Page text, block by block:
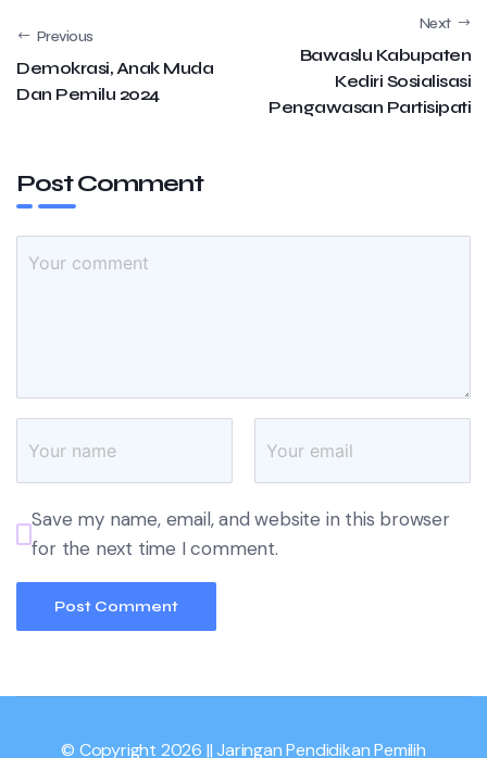
Previous
Demokrasi, Anak Muda
Dan Pemilu 2024
Next
Bawaslu Kabupaten
Kediri Sosialisasi
Pengawasan Partisipati
Post Comment
Save my name, email, and website in this browser
for the next time I comment.
© Copyright 2026 || Jaringan Pendidikan Pemilih